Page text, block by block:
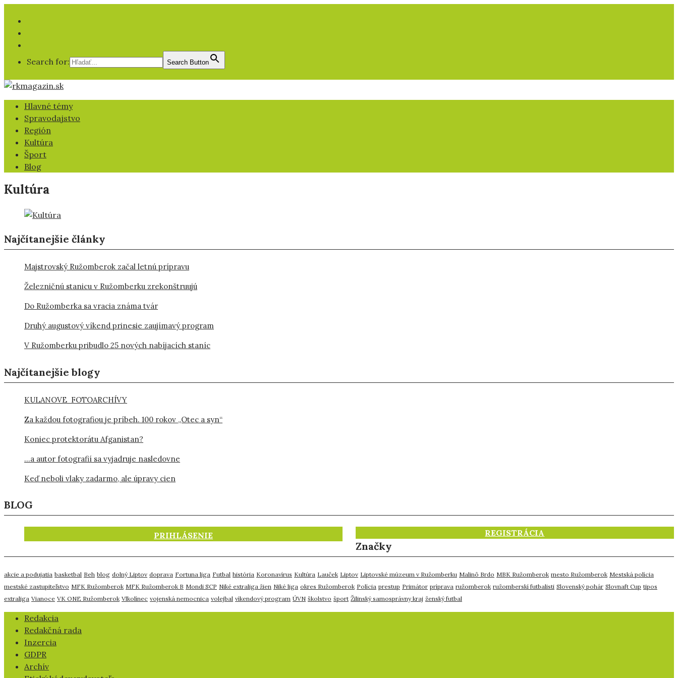
Search for:
Search Button
Hlavné témy
Spravodajstvo
Región
Kultúra
Šport
Blog
Kultúra
Najčítanejšie články
Majstrovský Ružomberok začal letnú prípravu
Železničnú stanicu v Ružomberku zrekonštruujú
Do Ružomberka sa vracia známa tvár
Druhý augustový víkend prinesie zaujímavý program
V Ružomberku pribudlo 25 nových nabíjacích staníc
Najčítanejšie blogy
KULANOVE FOTOARCHÍVY
Za každou fotografiou je príbeh. 100 rokov „Otec a syn“
Koniec protektorátu Afganistan?
…a autor fotografií sa vyjadruje nasledovne
Keď neboli vlaky zadarmo, ale úpravy cien
BLOG
PRIHLÁSENIE REGISTRÁCIA
Značky
akcie a podujatia basketbal Beh blog dolný Liptov doprava Fortuna liga Futbal história Koronavírus Kultúra Lauček Liptov Liptovské múzeum v Ružomberku Malinô Brdo MBK Ružomberok mesto Ružomberok Mestská polícia
mestské zastupiteľstvo MFK Ružomberok MFK Ružomberok B Mondi SCP Niké extraliga žien Niké liga okres Ružomberok Polícia prestup Primátor príprava ružomberok ružomberskí futbalisti Slovenský pohár Slovnaft Cup tipos
extraliga Vianoce VK ONE Ružomberok Vlkolínec vojenská nemocnica volejbal víkendový program ÚVN školstvo šport Žilinský samosprávny kraj ženský futbal
​Redakcia
Redakčná rada
Inzercia
GDPR
Archív